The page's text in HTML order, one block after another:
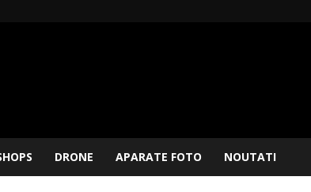
DRONE APARATE FOTO NOUTATI